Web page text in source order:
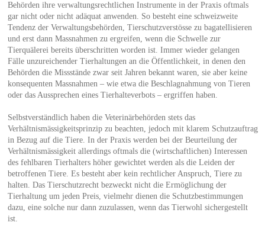
Behörden ihre verwaltungsrechtlichen Instrumente in der Praxis oftmals
gar nicht oder nicht adäquat anwenden. So besteht eine schweizweite
Tendenz der Verwaltungsbehörden, Tierschutzverstösse zu bagatellisieren
und erst dann Massnahmen zu ergreifen, wenn die Schwelle zur
Tierquälerei bereits überschritten worden ist. Immer wieder gelangen
Fälle unzureichender Tierhaltungen an die Öffentlichkeit, in denen den
Behörden die Missstände zwar seit Jahren bekannt waren, sie aber keine
konsequenten Massnahmen – wie etwa die Beschlagnahmung von Tieren
oder das Aussprechen eines Tierhalteverbots – ergriffen haben.
Selbstverständlich haben die Veterinärbehörden stets das
Verhältnismässigkeitsprinzip zu beachten, jedoch mit klarem Schutzauftrag
in Bezug auf die Tiere. In der Praxis werden bei der Beurteilung der
Verhältnismässigkeit allerdings oftmals die (wirtschaftlichen) Interessen
des fehlbaren Tierhalters höher gewichtet werden als die Leiden der
betroffenen Tiere. Es besteht aber kein rechtlicher Anspruch, Tiere zu
halten. Das Tierschutzrecht bezweckt nicht die Ermöglichung der
Tierhaltung um jeden Preis, vielmehr dienen die Schutzbestimmungen
dazu, eine solche nur dann zuzulassen, wenn das Tierwohl sichergestellt
ist.